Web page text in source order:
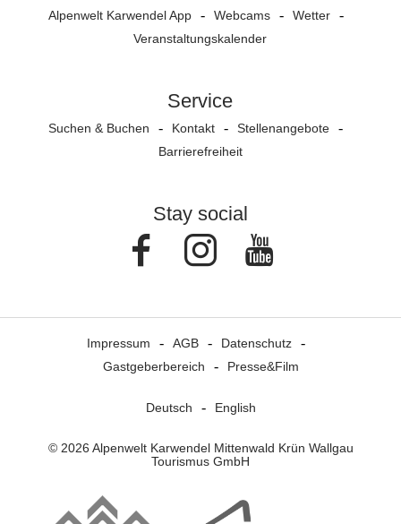
Alpenwelt Karwendel App Webcams
Wetter
Veranstaltungs­kalender
Service
Suchen & Buchen Kontakt
Stellenangebote
Barrierefreiheit
Stay social
FacebookInstagram
Impressum AGB
Datenschutz
Gastgeberbereich
Presse&Film
Deutsch English
© 2026 Alpenwelt Karwendel Mittenwald Krün Wallgau
Tourismus GmbH